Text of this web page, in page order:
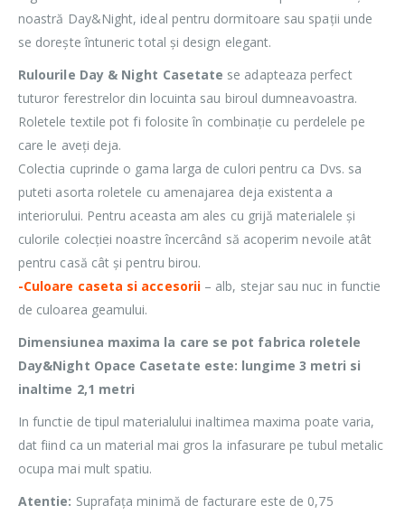
noastră Day&Night, ideal pentru dormitoare sau spații unde
se dorește întuneric total și design elegant.
Rulourile Day & Night Casetate se adapteaza perfect
tuturor ferestrelor din locuinta sau biroul dumneavoastra.
Roletele textile pot fi folosite în combinație cu perdelele pe
care le aveți deja.
Colectia cuprinde o gama larga de culori pentru ca Dvs. sa
puteti asorta roletele cu amenajarea deja existenta a
interiorului. Pentru aceasta am ales cu grijă materialele și
culorile colecției noastre încercând să acoperim nevoile atât
pentru casă cât și pentru birou.
-Culoare caseta si accesorii– alb, stejar sau nuc in functie
de culoarea geamului.
Dimensiunea maxima la care se pot fabrica roletele
Day&Night Opace Casetate este: lungime 3 metri si
inaltime 2,1 metri
In functie de tipul materialului inaltimea maxima poate varia,
dat fiind ca un material mai gros la infasurare pe tubul metalic
ocupa mai mult spatiu.
Atentie: Suprafața minimă de facturare este de 0,75